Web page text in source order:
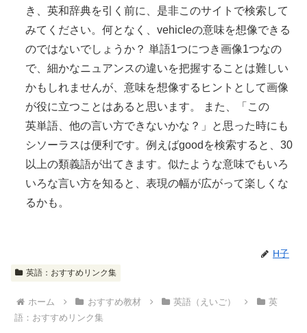
き、 英和辞典を引 く 前に、 是非このサイトで検索して
みてください。 何となく、vehicleの意味を想像できる
のではないでしょうか？ 単語1つにつき画像1つなの
で、 細かなニュアンスの違いを把握することは難しい
かもしれませんが、意味を想像するヒントとして画像
が役に立つことはあると思います。 また、「この
英単語、 他の言い方できないかな？」と思った時にも
シソーラスは便利 です。例えばgoodを検索すると、30
以上の類義語が出てきます。 似たような意味でもいろ
いろな言い方を知ると、 表現の幅が広がって楽しくな
るかも。
H子
英語：おすすめリンク集
ホーム おすすめ教材 英語（えいご）
英
語：おすすめリンク集